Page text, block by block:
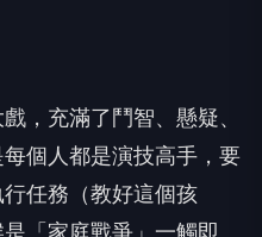
，充滿了鬥智、懸疑、
個人都是演技高手，要
任務（教好這個孩
「家庭戰爭」一觸即